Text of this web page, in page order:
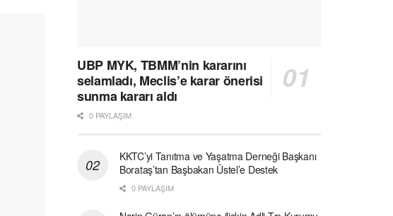
UBP MYK, TBMM’nin kararını
selamladı, Meclis’e karar önerisi
sunma kararı aldı
0 PAYLAŞIM
KKTC’yi Tanıtma ve Yaşatma Derneği Başkanı
Borataş’tan Başbakan Üstel’e Destek
0 PAYLAŞIM